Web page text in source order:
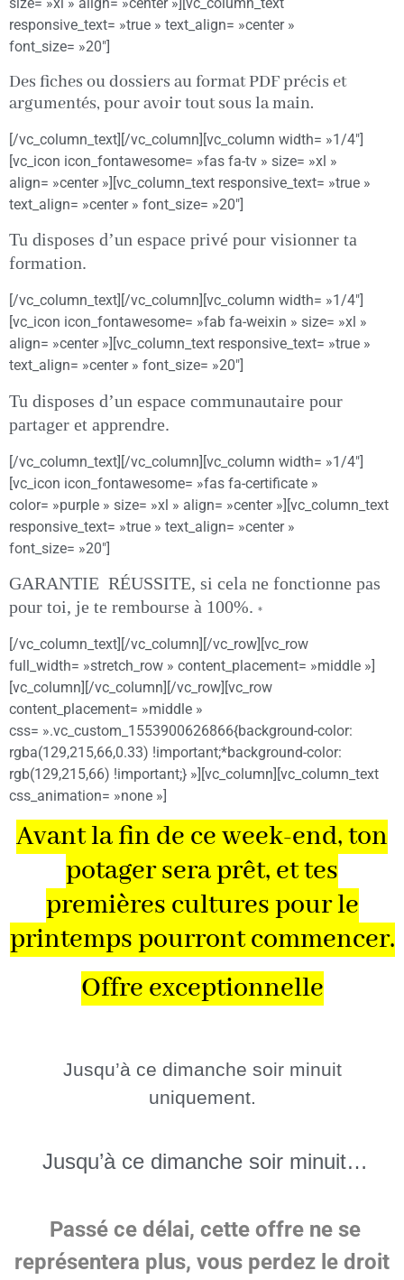
size= »xl » align= »center »][vc_column_text
responsive_text= »true » text_align= »center »
font_size= »20″]
Des fiches ou dossiers au format PDF précis et
argumentés, pour avoir tout sous la main.
[/vc_column_text][/vc_column][vc_column width= »1/4″]
[vc_icon icon_fontawesome= »fas fa-tv » size= »xl »
align= »center »][vc_column_text responsive_text= »true »
text_align= »center » font_size= »20″]
Tu disposes d’un espace privé pour visionner ta
formation.
[/vc_column_text][/vc_column][vc_column width= »1/4″]
[vc_icon icon_fontawesome= »fab fa-weixin » size= »xl »
align= »center »][vc_column_text responsive_text= »true »
text_align= »center » font_size= »20″]
Tu disposes d’un espace communautaire pour
partager et apprendre.
[/vc_column_text][/vc_column][vc_column width= »1/4″]
[vc_icon icon_fontawesome= »fas fa-certificate »
color= »purple » size= »xl » align= »center »][vc_column_text
responsive_text= »true » text_align= »center »
font_size= »20″]
GARANTIE RÉUSSITE, si cela ne fonctionne pas
pour toi, je te rembourse à 100%. *
[/vc_column_text][/vc_column][/vc_row][vc_row
full_width= »stretch_row » content_placement= »middle »]
[vc_column][/vc_column][/vc_row][vc_row
content_placement= »middle »
css= ».vc_custom_1553900626866{background-color:
rgba(129,215,66,0.33) !important;*background-color:
rgb(129,215,66) !important;} »][vc_column][vc_column_text
css_animation= »none »]
Avant la fin de ce week-end, ton
potager sera prêt, et tes
premières cultures pour le
printemps pourront commencer.
Offre exceptionnelle
Jusqu’à ce dimanche soir minuit
uniquement.
Jusqu’à ce dimanche soir minuit…
Passé ce délai, cette offre ne se
représentera plus, vous perdez le droit